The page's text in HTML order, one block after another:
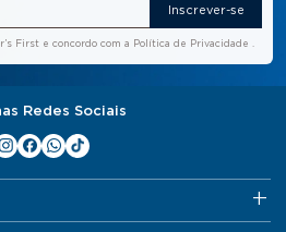
Inscrever-se
First e concordo com a Política de Privacidade .
Redes Sociais